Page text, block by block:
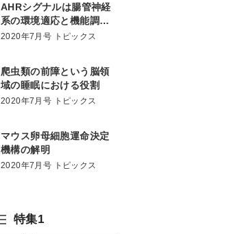
AHRシグナルは腸管神経
系の環境適応と機能調節
に寄与する
2020年7月号 トピックス
爬虫類の前障という脳領
域の睡眠における役割
2020年7月号 トピックス
マウス卵母細胞運命決定
機構の解明
2020年7月号 トピックス
特集1